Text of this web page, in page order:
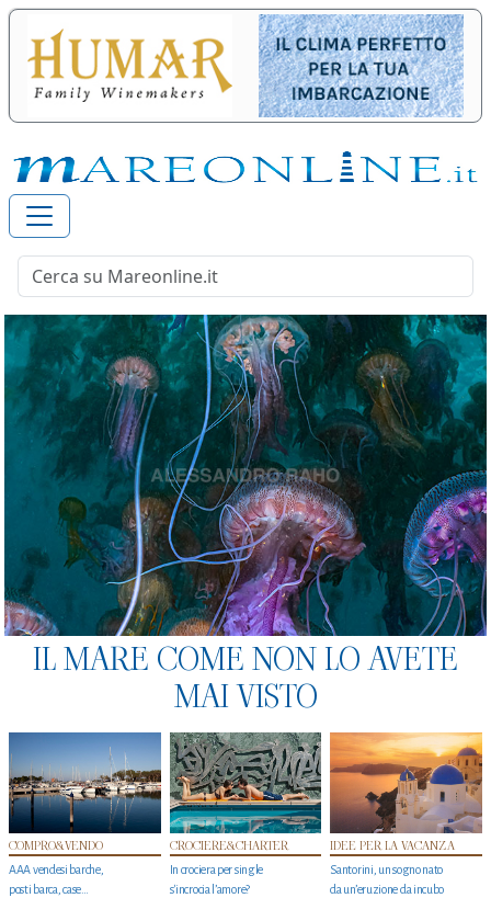
IL MARE COME NON LO AVETE
MAI VISTO
COMPRO&VENDO
AAA vendesi barche,
posti barca, case…
CROCIERE&CHARTER
In crociera per single
s'incrocia l’amore?
IDEE PER LA VACANZA
Santorini, un sogno nato
da un’eruzione da incubo